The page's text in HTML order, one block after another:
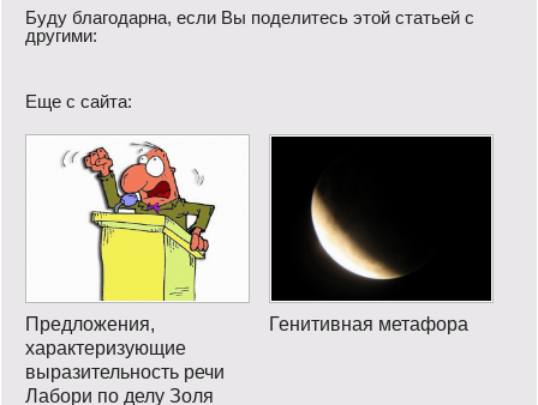
Буду благодарна, если Вы поделитесь этой статьей с
другими:
Еще с сайта:
Предложения,
характеризующие
выразительность речи
Лабори по делу Золя
Генитивная метафора